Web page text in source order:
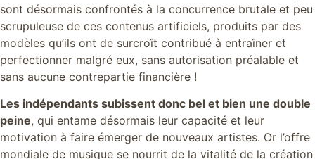
sont désormais confrontés à la concurrence brutale et peu
scrupuleuse de ces contenus artificiels, produits par des
modèles qu’ils ont de surcroît contribué à entraîner et
perfectionner malgré eux, sans autorisation préalable et
sans aucune contrepartie financière !
Les indépendants subissent donc bel et bien une double
peine, qui entame désormais leur capacité et leur
motivation à faire émerger de nouveaux artistes. Or l’offre
mondiale de musique se nourrit de la vitalité de la création